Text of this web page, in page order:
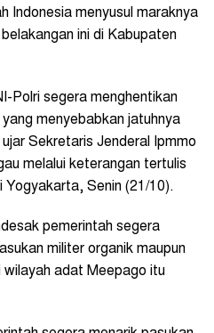
Indonesia menyusul maraknya
ini di Kabupaten
Polri segera menghentikan
menyebabkan jatuhnya
Sekretaris Jenderal Ipmmo
melalui keterangan tertulis
Yogyakarta, Senin (21/10).
pemerintah segera
militer organik maupun
wilayah adat Meepago itu